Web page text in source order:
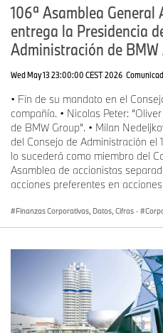
106ª Asamblea
entrega la Presidencia
Administración de
Wed May 13 23:00:00 CEST 2026
• Fin de su mandato en el
compañía. • Nicolas Peter:
de BMW Group”. • Milan
del Consejo de Administración el
lo sucederá como miembro del
Asamblea de accionistas
acciones preferentes en
Finanzas Corporativas, Datos, Cifras ·